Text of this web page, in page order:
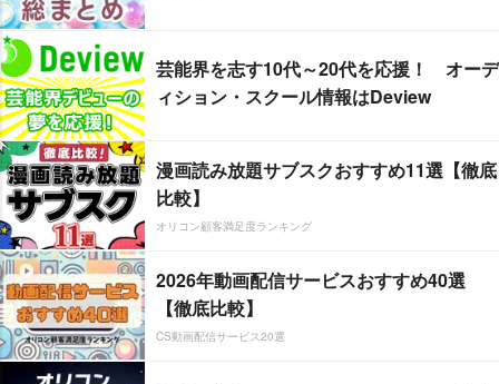
芸能界を志す10代～20代を応援！ オーデ
ィション・スクール情報はDeview
漫画読み放題サブスクおすすめ11選【徹底
比較】
オリコン顧客満足度ランキング
2026年動画配信サービスおすすめ40選
【徹底比較】
CS動画配信サービス20選